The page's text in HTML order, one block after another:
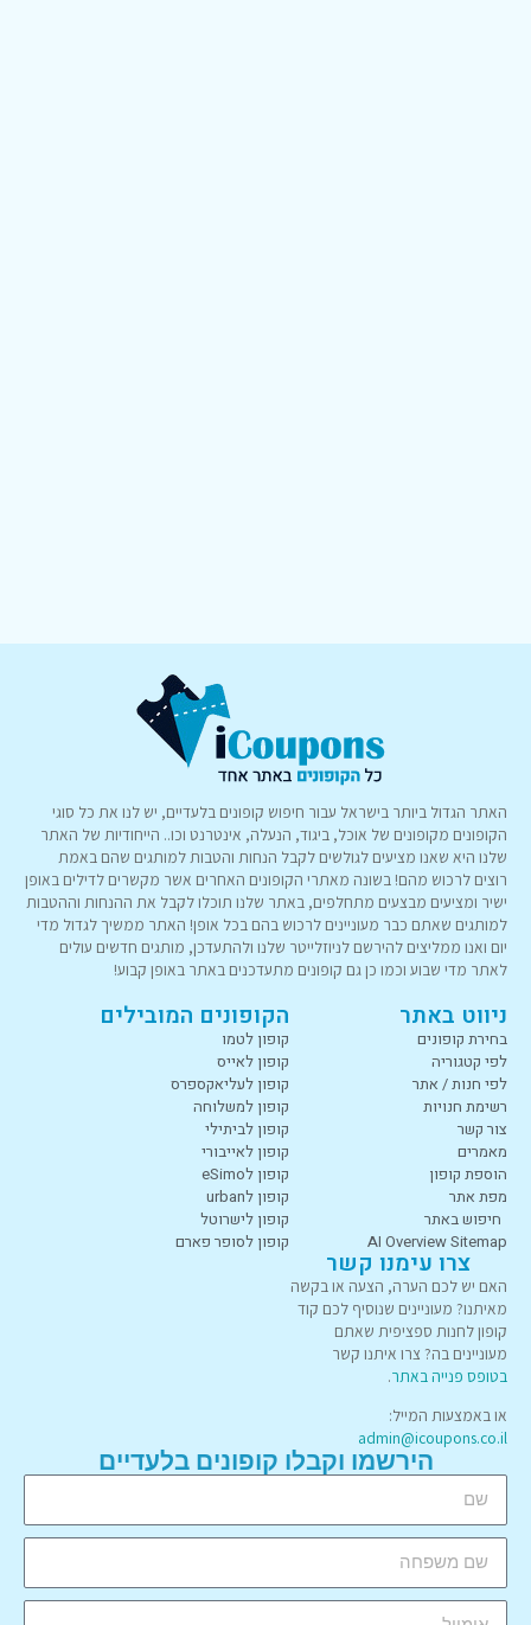
האתר הגדול ביותר בישראל עבור חיפוש קופונים בלעדיים, יש לנו את כל סוגי
הקופונים מקופונים של אוכל, ביגוד, הנעלה, אינטרנט וכו.. הייחודיות של האתר
שלנו היא שאנו מציעים לגולשים לקבל הנחות והטבות למותגים שהם באמת
רוצים לרכוש מהם! בשונה מאתרי הקופונים האחרים אשר מקשרים לדילים באופן
ישיר ומציעים מבצעים מתחלפים, באתר שלנו תוכלו לקבל את ההנחות וההטבות
למותגים שאתם כבר מעוניינים לרכוש בהם בכל אופן! האתר ממשיך לגדול מדי
יום ואנו ממליצים להירשם לניוזלייטר שלנו ולהתעדכן, מותגים חדשים עולים
לאתר מדי שבוע וכמו כן גם קופונים מתעדכנים באתר באופן קבוע!
ניווט באתר
בחירת קופונים
לפי קטגוריה
לפי חנות / אתר
רשימת חנויות
צור קשר
מאמרים
הוספת קופון
מפת אתר
חיפוש באתר
AI Overview Sitemap
הקופונים המובילים
קופון לטמו
קופון לאייס
קופון לעליאקספרס
קופון למשלוחה
קופון לביתילי
קופון לאייבורי
קופון לeSimo
קופון לurban
קופון לישרוטל
קופון לסופר פארם
צרו עימנו קשר
האם יש לכם הערה, הצעה או בקשה
מאיתנו? מעוניינים שנוסיף לכם קוד
קופון לחנות ספציפית שאתם
מעוניינים בה? צרו איתנו קשר
בטופס פנייה באתר.
או באמצעות המייל:
admin@icoupons.co.il
הירשמו וקבלו קופונים בלעדיים